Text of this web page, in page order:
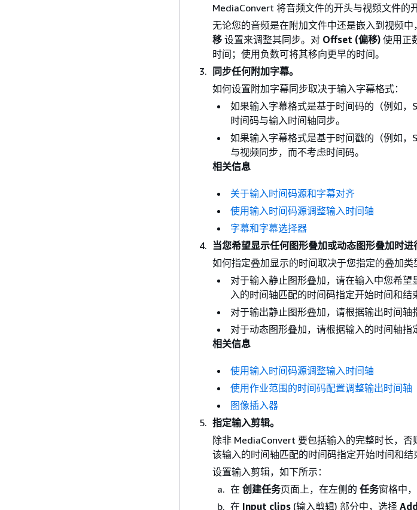
MediaConvert 将音频文件的开头与视频文件的
无论您的音频是在附加文件中还是嵌入到视频
移 设置来调整其同步。对 Offset (偏移) 使用正
时间；使用负数可将其移向更早的时间。
同步任何附加字幕。
如何设置附加字幕同步取决于输入字幕格式：
如果输入字幕格式是基于时间码的（例如，
时间码与输入时间轴同步。
如果输入字幕格式是基于时间戳的（例如，
与视频同步，而不考虑时间码。
相关信息
关于输入时间码源和字幕对齐
使用输入时间码源调整输入时间轴
字幕和字幕选择器
当您希望显示任何图形叠加或动态图形叠加时进
如何指定叠加显示的时间取决于您指定的叠加类
对于输入静止图形叠加，请在输入中您希
入的时间轴匹配的时间码指定开始时间和结
对于输出静止图形叠加，请根据输出时间轴
对于动态图形叠加，请根据输入的时间轴指
相关信息
使用输入时间码源调整输入时间轴
使用作业范围的时间码配置调整输出时间轴
图像插入器
指定输入剪辑。
除非 MediaConvert 要包括输入的完整时长，
该输入的时间轴匹配的时间码指定开始时间和结
设置输入剪辑，如下所示：
在 创建任务页面上，在左侧的 任务窗格中
在 Input clips (输入剪辑) 部分中，选择